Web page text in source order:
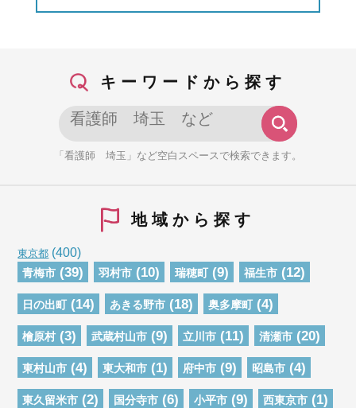
キーワードから探す
「看護師 埼玉」など空白スペースで検索できます。
地域から探す
東京都 (400)
青梅市 (39) 羽村市 (10) 瑞穂町 (9) 福生市 (12)
日の出町 (14) あきる野市 (18) 奥多摩町 (4)
檜原村 (3) 武蔵村山市 (9) 立川市 (11) 清瀬市 (20)
東村山市 (4) 東大和市 (1) 府中市 (9) 昭島市 (4)
東久留米市 (2) 国分寺市 (6) 小平市 (9) 西東京市 (1)